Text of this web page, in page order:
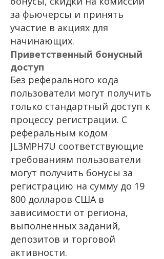
за фьючерсы и принять
участие в акциях для
начинающих.
Приветственный бонусный
доступ
Без реферального кода
пользователи могут получить
только стандартный доступ к
процессу регистрации. С
реферальным кодом
JL3MPH7U соответствующие
требованиям пользователи
могут получить бонусы за
регистрацию на сумму до 19
800 долларов США в
зависимости от региона,
выполненных заданий,
депозитов и торговой
активности.